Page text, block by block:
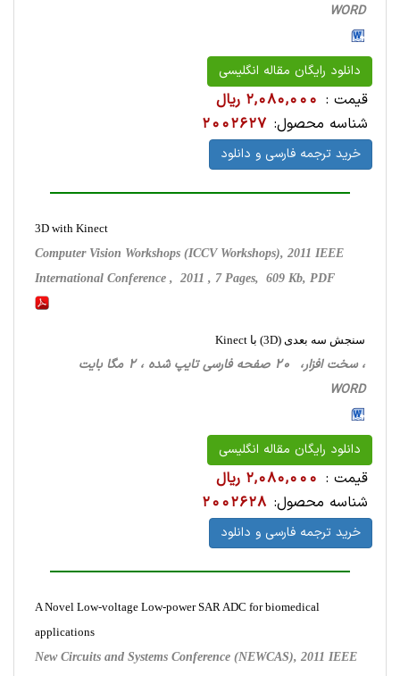
WORD
دانلود رایگان مقاله انگلیسی
قیمت : 2,080,000 ریال
شناسه محصول: 2002627
خرید ترجمه فارسی و دانلود
3D with Kinect
Computer Vision Workshops (ICCV Workshops), 2011 IEEE
International Conference , 2011 , 7 Pages, 609 Kb, PDF
سنجش سه بعدی (3D) با Kinect
، سخت ‌افزار، 20 صفحه فارسی تایپ شده ، 2 مگا بایت
WORD
دانلود رایگان مقاله انگلیسی
قیمت : 2,080,000 ریال
شناسه محصول: 2002628
خرید ترجمه فارسی و دانلود
A Novel Low-voltage Low-power SAR ADC for biomedical
applications
New Circuits and Systems Conference (NEWCAS), 2011 IEEE